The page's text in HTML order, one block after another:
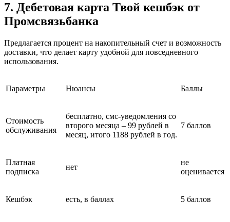
7. Дебетовая карта Твой кешбэк от
Промсвязьбанка
Предлагается процент на накопительный счет и возможность
доставки, что делает карту удобной для повседневного
использования.
Параметры Нюансы Баллы
Стоимость
обслуживания
бесплатно, смс-уведомления со
второго месяца – 99 рублей в
месяц, итого 1188 рублей в год.
7 баллов
Платная
подписка
нет
не
оценивается
Кешбэк есть, в баллах 5 баллов